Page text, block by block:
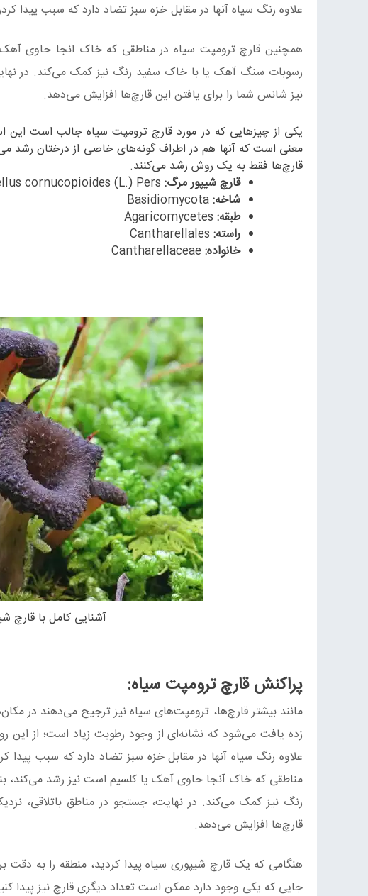
علاوه رنگ سیاه آنها در مقابل خزه سبز تضاد دارد که سبب پیدا
همچنین قارچ ترومپت سیاه در مناطقی که خاک انجا حاوی
رسوبات سنگ آهک یا با خاک سفید رنگ نیز کمک می‌کند. در
نیز شانس شما را برای یافتن این قارچ‌ها افزایش می‌دهد.
یکی از چیزهایی که در مورد قارچ ترومپت سیاه جالب است
معنی است که آنها هم در اطراف گونه‌های خاصی از درختان رشد
قارچ‌ها فقط به یک روش رشد می‌کنند.
قارچ شیپور مرگ: cornucopioides (L.) Pers
شاخه:Basidiomycota
طبقه: Agaricomycetes
راسته: Cantharellales
خانواده: Cantharellaceae
آشنایی کامل با قارچ
پراکنش قارچ ترومپت سیاه:
مانند بیشتر قارچ‌ها، ترومپت‌های سیاه نیز ترجیح می‌دهند در
زده یافت می‌شود که نشانه‌ای از وجود رطوبت زیاد است؛ از این
علاوه رنگ سیاه آنها در مقابل خزه سبز تضاد دارد که سبب
مناطقی که خاک آنجا حاوی آهک یا کلسیم است نیز رشد می‌کند،
رنگ نیز کمک می‌کند. در نهایت، جستجو در مناطق باتلاقی،
قارچ‌ها افزایش می‌دهد.
هنگامی که یک قارچ شیپوری سیاه پیدا کردید، منطقه را به دقت
جایی که یکی وجود دارد ممکن است تعداد دیگری قارچ نیز پیدا